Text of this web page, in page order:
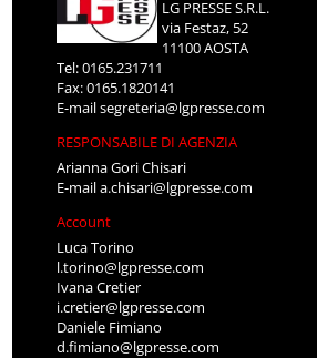
LG PRESSE S.R.L.
via Festaz, 52
11100 AOSTA
Tel: 0165.231711
Fax: 0165.1820141
E-mailsegreteria@lgpresse.com
RESPONSABILE DI AGENZIA
Arianna Gori Chisari
E-maila.chisari@lgpresse.com
Account
Luca Torino
l.torino@lgpresse.com
Ivana Cretier
i.cretier@lgpresse.com
Daniele Fimiano
d.fimiano@lgpresse.com